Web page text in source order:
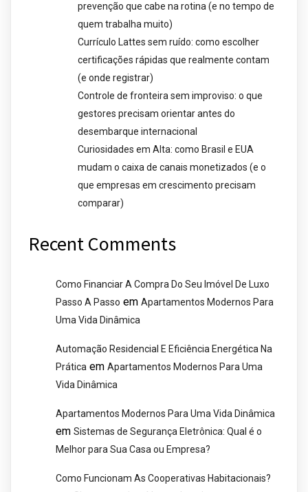
prevenção que cabe na rotina (e no tempo de
quem trabalha muito)
Currículo Lattes sem ruído: como escolher
certificações rápidas que realmente contam
(e onde registrar)
Controle de fronteira sem improviso: o que
gestores precisam orientar antes do
desembarque internacional
Curiosidades em Alta: como Brasil e EUA
mudam o caixa de canais monetizados (e o
que empresas em crescimento precisam
comparar)
Recent Comments
Como Financiar A Compra Do Seu Imóvel De Luxo
Passo A Passo em Apartamentos Modernos Para
Uma Vida Dinâmica
Automação Residencial E Eficiência Energética Na
Prática em Apartamentos Modernos Para Uma
Vida Dinâmica
Apartamentos Modernos Para Uma Vida Dinâmica
em Sistemas de Segurança Eletrônica: Qual é o
Melhor para Sua Casa ou Empresa?
Como Funcionam As Cooperativas Habitacionais?